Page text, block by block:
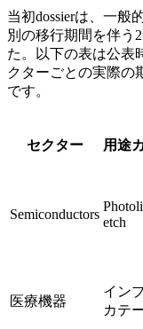
当初dossierは、一般
別の移行期間を伴う
た。以下の表は公表
クターごとの実際の
です。
セクター 用途
Semiconductors
etch
医療機器
イン
カテ